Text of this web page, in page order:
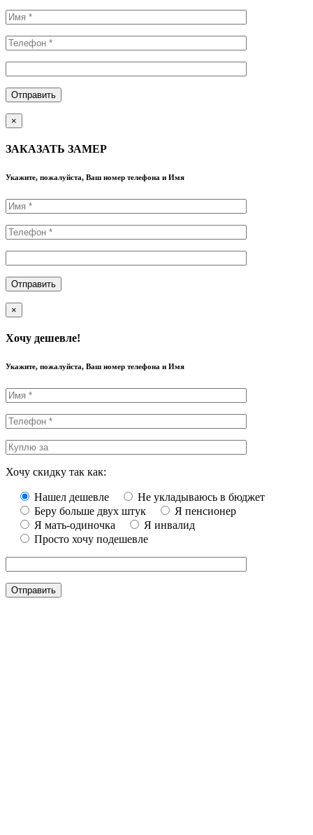
×
ЗАКАЗАТЬ ЗАМЕР
Укажите, пожалуйста, Ваш номер телефона и Имя
×
Хочу дешевле!
Укажите, пожалуйста, Ваш номер телефона и Имя
Хочу скидку так как:
Нашел дешевле
Не укладываюсь в бюджет
Беру больше двух штук
Я пенсионер
Я мать-одиночка
Я инвалид
Просто хочу подешевле